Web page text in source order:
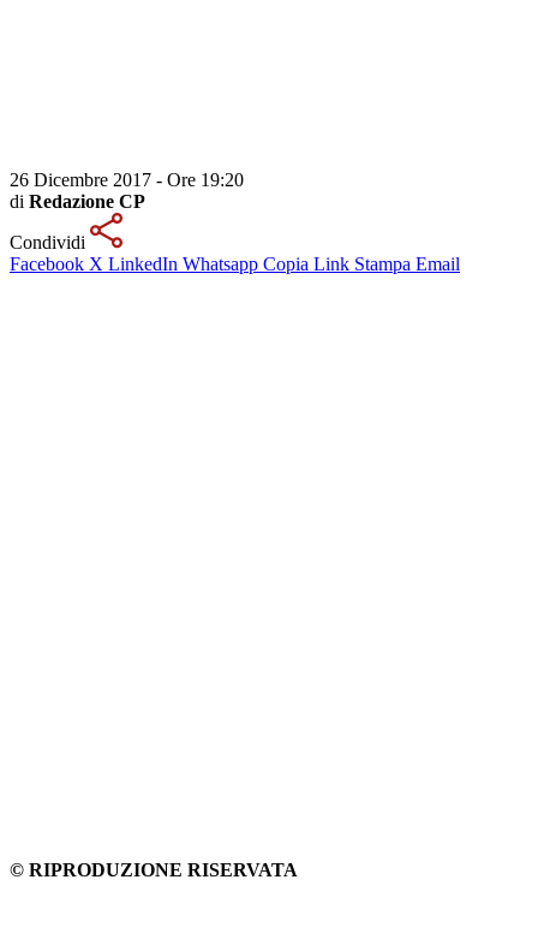
26 Dicembre 2017 - Ore 19:20
di Redazione CP
Condividi
Facebook X LinkedIn Whatsapp Copia Link Stampa Email
© RIPRODUZIONE RISERVATA